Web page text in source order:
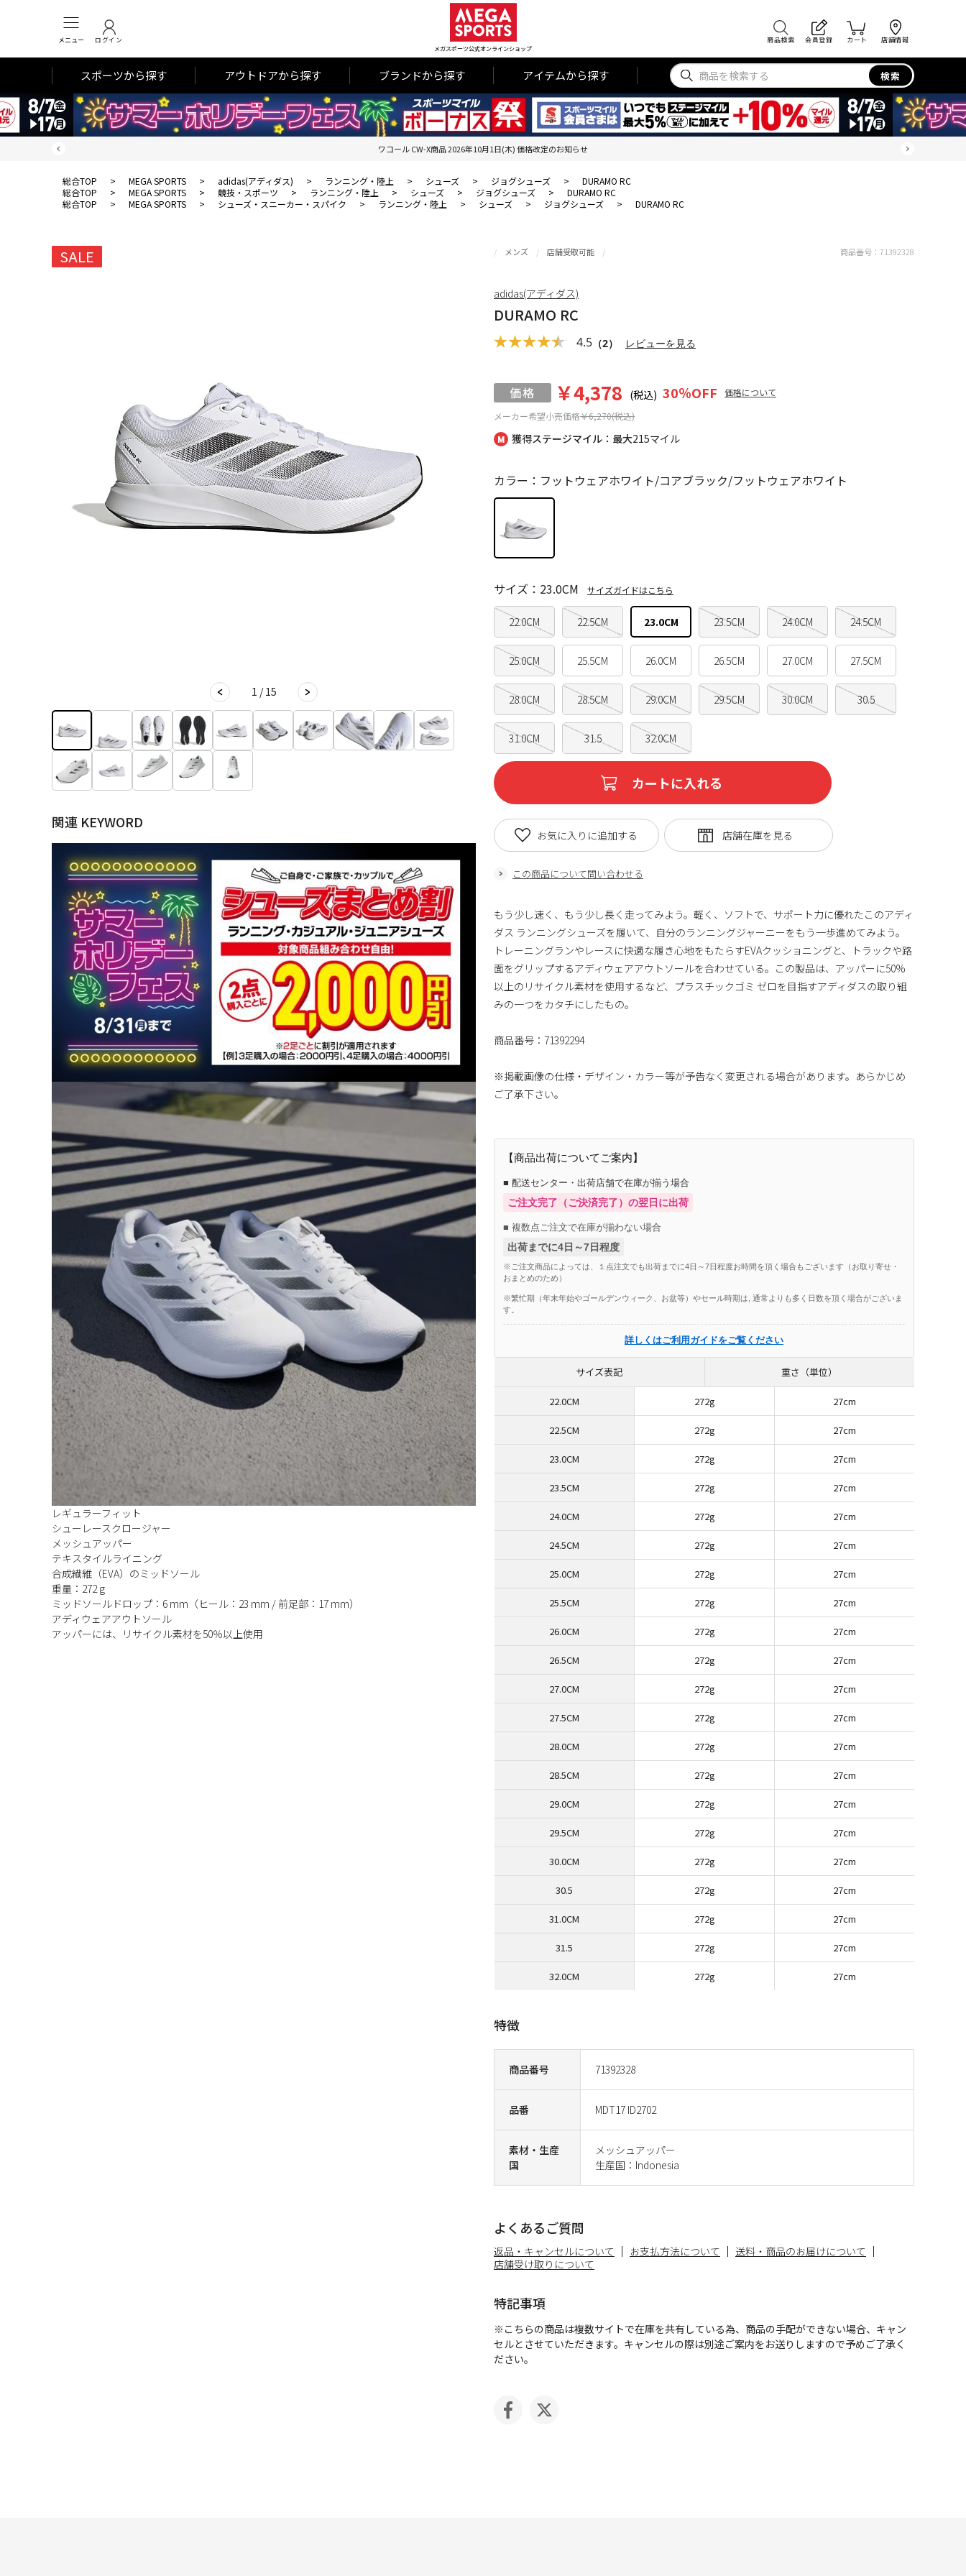
メニュー ログイン
メガスポーツ公式オンラインショップ
商品検索 会員登録 カート 店舗情報
スポーツから探す アウトドアから探す ブランドから探す アイテムから探す 検索
ワコール CW-X商品 2026年10月1日(木) 価格改定のお知らせ
総合TOP > MEGA SPORTS > adidas(アディダス) > ランニング・陸上 > シューズ > ジョグシューズ >
DURAMO RC
総合TOP
> MEGA SPORTS > 競技・スポーツ > ランニング・陸上 > シューズ > ジョグシューズ >
DURAMO RC
総合TOP
> MEGA SPORTS > シューズ・スニーカー・スパイク > ランニング・陸上 > シューズ > ジョグシューズ > DURAMO RC
SALE
1 / 15
関連 KEYWORD
レギュラーフィット
シューレースクロージャー
メッシュアッパー
テキスタイルライニング
合成繊維（EVA）のミッドソール
重量：272 g
ミッドソールドロップ：6 mm（ヒール：23 mm / 前足部：17 mm）
アディウェアアウトソール
アッパーには、リサイクル素材を50％以上使用
獲得ステージマイル：最大215マイル
メンズ 店舗受取可能
DURAMO RC
4.5 （2） レビューを見る
メーカー希望小売価格￥6,270(税込)
￥4,378 (税込) 30％OFF 価格について
商品番号 71392328
品番 MDT17 ID2702
素材・生産
国
メッシュアッパー
生産国：Indonesia
カラー：フットウェアホワイト/コアブラック/フットウェアホワイト
22.0CM 22.5CM 23.0CM 23.5CM 24.0CM 24.5CM
25.0CM 25.5CM 26.0CM 26.5CM 27.0CM 27.5CM
28.0CM 28.5CM 29.0CM 29.5CM 30.0CM 30.5
31.0CM 31.5 32.0CM
サイズ：23.0CM サイズガイドはこちら
カートに入れる
この商品について問い合わせる
お気に入りに追加する
商品番号： 71392328
adidas(アディダス)
もう少し速く、もう少し長く走ってみよう。軽く、ソフトで、サポート力に優れたこのアディ
ダス ランニングシューズを履いて、自分のランニングジャーニーをもう一歩進めてみよう。
トレーニングランやレースに快適な履き心地をもたらすEVAクッショニングと、トラックや路
面をグリップするアディウェアアウトソールを合わせている。この製品は、アッパーに50%
以上のリサイクル素材を使用するなど、プラスチックゴミ ゼロを目指すアディダスの取り組
みの一つをカタチにしたもの。
商品番号：71392294
※掲載画像の仕様・デザイン・カラー等が予告なく変更される場合があります。あらかじめ
ご了承下さい。
【商品出荷についてご案内】
■ 配送センター・出荷店舗で在庫が揃う場合
ご注文完了（ご決済完了）の翌日に出荷
■ 複数点ご注文で在庫が揃わない場合
出荷までに4日～7日程度
※ご注文商品によっては、１点注文でも出荷までに4日～7日程度お時間を頂く場合もございます（お取り寄せ・
おまとめのため）
※繁忙期（年末年始やゴールデンウィーク、お盆等）やセール時期は, 通常よりも多く日数を頂く場合がございま
す。
詳しくはご利用ガイドをご覧ください
特徴
よくあるご質問
返品・キャンセルについて お支払方法について
送料・商品のお届けについて
店舗受け取りについて
特記事項
※こちらの商品は複数サイトで在庫を共有している為、商品の手配ができない場合、キャン
セルとさせていただきます。キャンセルの際は別途ご案内をお送りしますので予めご了承く
ださい。
サイズ表記 重さ（単位）
22.0CM 272g 27cm
22.5CM 272g 27cm
23.0CM 272g 27cm
23.5CM 272g 27cm
24.0CM 272g 27cm
24.5CM 272g 27cm
25.0CM 272g 27cm
25.5CM 272g 27cm
26.0CM 272g 27cm
26.5CM 272g 27cm
27.0CM 272g 27cm
27.5CM 272g 27cm
28.0CM 272g 27cm
28.5CM 272g 27cm
29.0CM 272g 27cm
29.5CM 272g 27cm
30.0CM 272g 27cm
30.5 272g 27cm
31.0CM 272g 27cm
31.5 272g 27cm
32.0CM 272g 27cm